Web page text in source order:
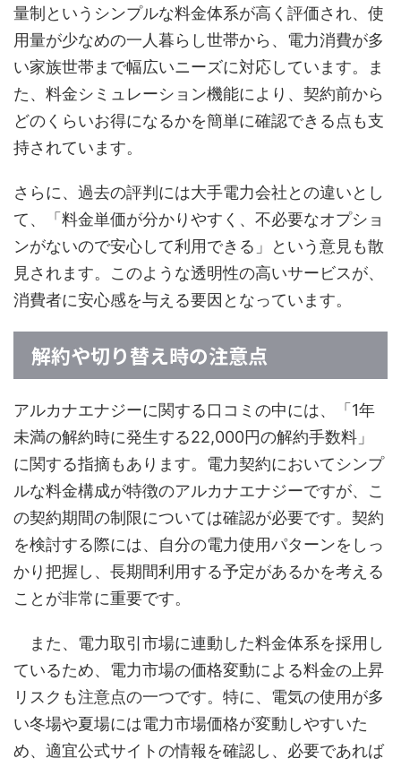
量制というシンプルな料金体系が高く評価され、使
用量が少なめの一人暮らし世帯から、電力消費が多
い家族世帯まで幅広いニーズに対応しています。ま
た、料金シミュレーション機能により、契約前から
どのくらいお得になるかを簡単に確認できる点も支
持されています。
さらに、過去の評判には大手電力会社との違いとし
て、「料金単価が分かりやすく、不必要なオプショ
ンがないので安心して利用できる」という意見も散
見されます。このような透明性の高いサービスが、
消費者に安心感を与える要因となっています。
解約や切り替え時の注意点
アルカナエナジーに関する口コミの中には、「1年
未満の解約時に発生する22,000円の解約手数料」
に関する指摘もあります。電力契約においてシンプ
ルな料金構成が特徴のアルカナエナジーですが、こ
の契約期間の制限については確認が必要です。契約
を検討する際には、自分の電力使用パターンをしっ
かり把握し、長期間利用する予定があるかを考える
ことが非常に重要です。
また、電力取引市場に連動した料金体系を採用し
ているため、電力市場の価格変動による料金の上昇
リスクも注意点の一つです。特に、電気の使用が多
い冬場や夏場には電力市場価格が変動しやすいた
め、適宜公式サイトの情報を確認し、必要であれば